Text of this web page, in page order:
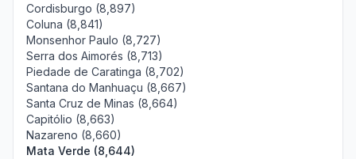
Cordisburgo (8,897)
Coluna (8,841)
Monsenhor Paulo (8,727)
Serra dos Aimorés (8,713)
Piedade de Caratinga (8,702)
Santana do Manhuaçu (8,667)
Santa Cruz de Minas (8,664)
Capitólio (8,663)
Nazareno (8,660)
Mata Verde (8,644)